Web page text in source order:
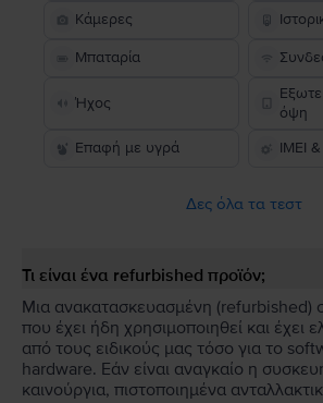
Κάμερες
Μπαταρία
Ήχος
όψη
Επαφή με υγρά
IMEI
Δες όλα τα τεστ
Τι είναι ένα refurbished προϊόν;
Μια ανακατασκευασμένη (refurbished)
που έχει ήδη χρησιμοποιηθεί και έχει
από τους ειδικούς μας τόσο για το
hardware. Εάν είναι αναγκαίο η
καινούργια, πιστοποιημένα